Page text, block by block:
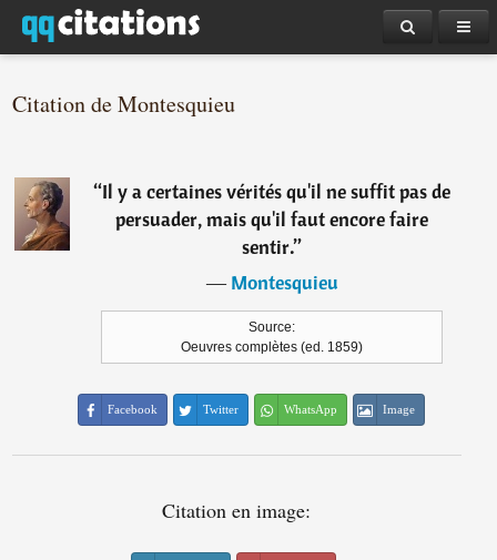
Citation de Montesquieu
“Il y a certaines vérités qu'il ne suffit pas de
persuader, mais qu'il faut encore faire
sentir.”
―Montesquieu
Source:
Oeuvres complètes (ed. 1859)
Facebook Twitter WhatsApp Image
Citation en image: